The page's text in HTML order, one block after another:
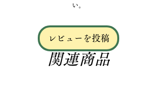
い。
レビューを投稿
関連商品